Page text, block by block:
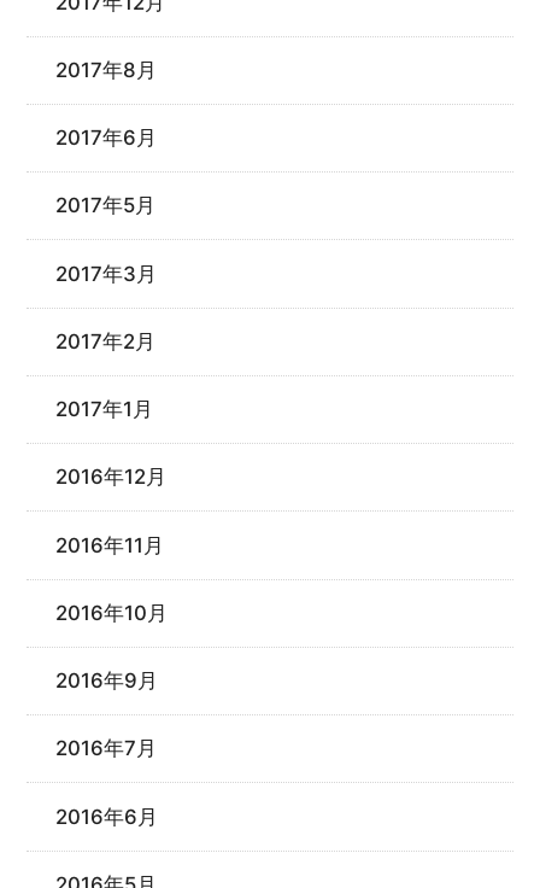
2017年8月
2017年6月
2017年5月
2017年3月
2017年2月
2017年1月
2016年12月
2016年11月
2016年10月
2016年9月
2016年7月
2016年6月